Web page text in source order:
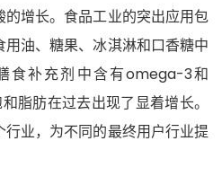
增长。食品工业的突出应用包
油、糖果、冰淇淋和口香糖中
食补充剂中含有omega-3和
脂肪在过去出现了显着增长。
业，为不同的最终用户行业提